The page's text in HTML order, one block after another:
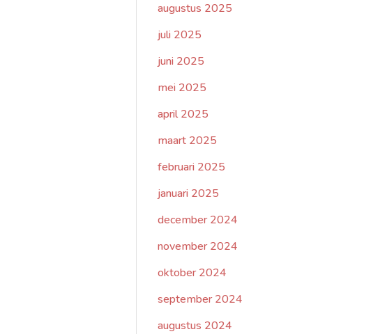
augustus 2025
juli 2025
juni 2025
mei 2025
april 2025
maart 2025
februari 2025
januari 2025
december 2024
november 2024
oktober 2024
september 2024
augustus 2024